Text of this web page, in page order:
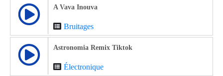
A Vava Inouva
Bruitages
Astronomia Remix Tiktok
Électronique